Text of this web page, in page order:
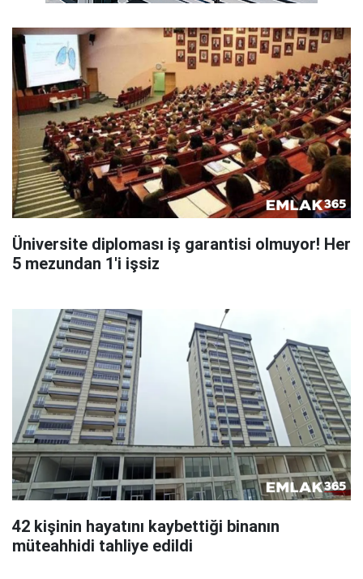
Üniversite diploması iş garantisi olmuyor! Her
5 mezundan 1'i işsiz
42 kişinin hayatını kaybettiği binanın
müteahhidi tahliye edildi